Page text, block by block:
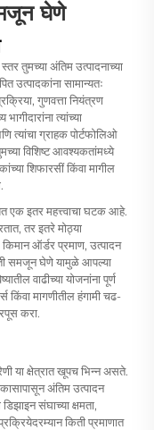
घेणे
तुमच्या अंतिम उत्पादनाच्या
उत्पादकांना सामान्यतः
गुणवत्ता नियंत्रण
त्यांच्या
त्यांचा ग्राहक पोर्टफोलिओ
विशिष्ट आवश्यकतांमध्ये
शिफारसीं किंवा मागील
एक इतर महत्त्वाचा घटक आहे.
तर इतरे मोठ्या
ऑर्डर प्रमाण, उत्पादन
समजून घेणे यामुळे आपल्या
वाढीच्या योजनांना पूर्ण
किंवा मागणीतील हंगामी चढ-
करा.
या क्षेत्रात खूपच भिन्न असते.
अंतिम उत्पादन
संघाच्या क्षमता,
किती प्रमाणात